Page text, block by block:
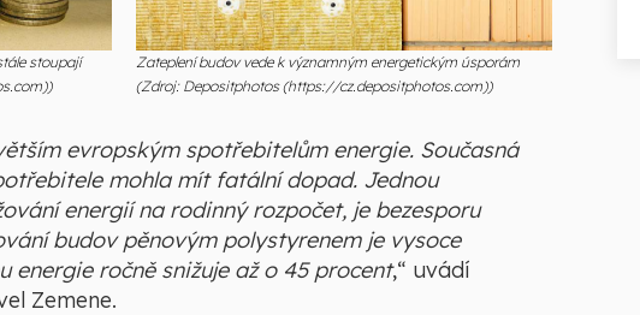
stoupají
Zateplení budov vede k významným energetickým úsporám
(Zdroj: Depositphotos (https://cz.depositphotos.com))
evropským spotřebitelům energie. Současná
mohla mít fatální dopad. Jednou
energií na rodinný rozpočet, je bezesporu
budov pěnovým polystyrenem je vysoce
energie ročně snižuje až o 45 procent,“ uvádí
Zemene.